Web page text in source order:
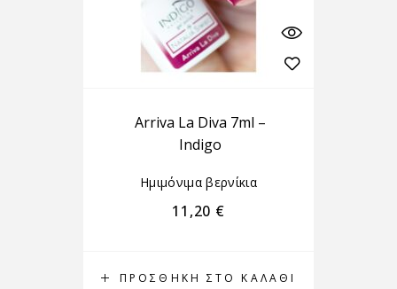
ΠΡΟΣΘΉΚΗ ΣΤΟ ΚΑΛΆΘΙ
Arriva La Diva 7ml –
Indigo
Ημιμόνιμα βερνίκια
11,20 €